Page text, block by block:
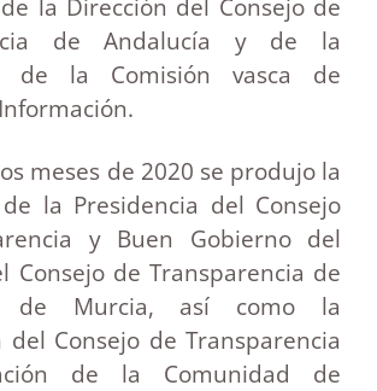
la Dirección del Consejo de
de Andalucía y de la
de la Comisión vasca de
meses de 2020 se produjo la
la Presidencia del Consejo
y Buen Gobierno del
Consejo de Transparencia de
de Murcia, así como la
del Consejo de Transparencia
de la Comunidad de